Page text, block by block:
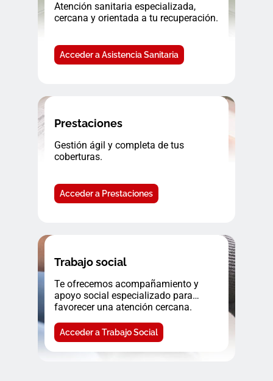
Atención sanitaria especializada,
cercana y orientada a tu recuperación.
Acceder a Asistencia Sanitaria
Prestaciones
Gestión ágil y completa de tus
coberturas.
Acceder a Prestaciones
Trabajo social
Te ofrecemos acompañamiento y
apoyo social especializado para
favorecer una atención cercana.
Acceder a Trabajo Social